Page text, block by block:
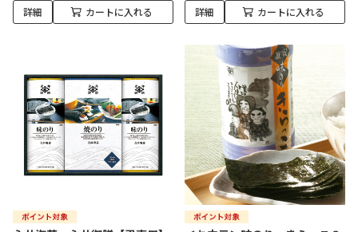
詳細 カートに入れる 詳細 カートに入れる